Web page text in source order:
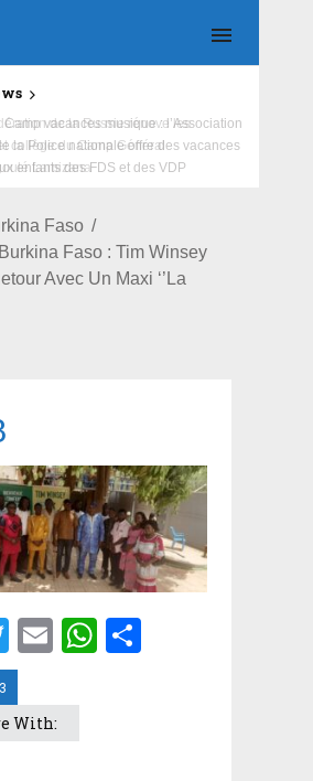
de la Russie rénove les
collège du Camp Général
Lamizana
Faso
Faso : Tim Winsey
Avec Un Maxi ‘’La
Twitter
EmailWhatsApp
With: